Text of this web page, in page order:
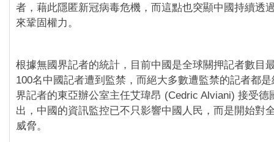
者，藉此隱匿新冠病毒危機，而這點也突顯中國持續透
來鞏固權力。
根據無國界記者的統計，目前中國是全球關押記者數目
100名中國記者遭到監禁，而絕大多數遭監禁的記者都
界記者的東亞辦公室主任艾瑋昂 (Cedric Alviani) 接受德
出，中國的資訊監控已不只影響中國人民，而是開始對
威脅。